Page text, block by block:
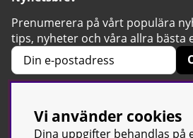
Prenumerera på vårt populära
tips, nyheter och våra allra bästa
4.6 Baserat på 2424
Vi använder cookies
Dina uppgifter behandlas på